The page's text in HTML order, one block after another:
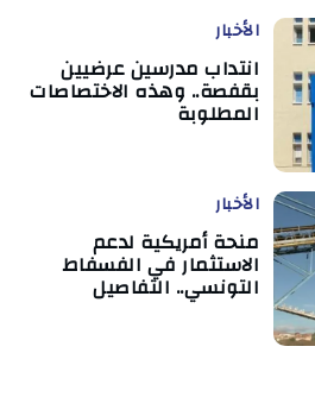
الأخبار
انتداب مدرسين عرضيين
بقفصة.. وهذه الاختصاصات
المطلوبة
الأخبار
منحة أمريكية لدعم
الاستثمار في الفسفاط
التونسي.. التفاصيل